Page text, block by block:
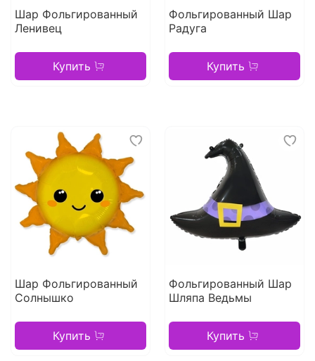
Шар Фольгированный
Ленивец
Купить
Фольгированный Шар
Радуга
Купить
Шар Фольгированный
Солнышко
Купить
Фольгированный Шар
Шляпа Ведьмы
Купить